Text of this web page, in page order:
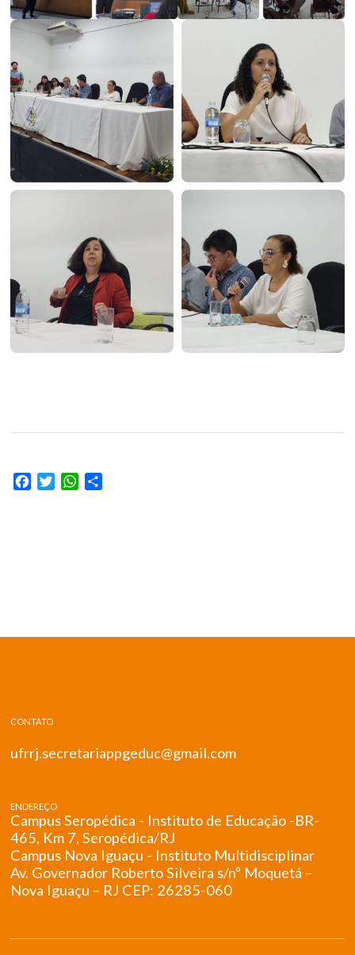
FacebookTwitterWhatsApp
CONTATO
ufrrj.secretariappgeduc@gmail.com
ENDEREÇO
Campus Seropédica - Instituto de Educação -BR-
465, Km 7, Seropédica/RJ
Campus Nova Iguaçu - Instituto Multidisciplinar
Av. Governador Roberto Silveira s/nº Moquetá –
Nova Iguaçu – RJ CEP: 26285-060